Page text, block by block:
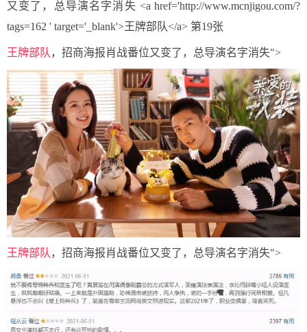
王牌部队 ，招商海报肖战番位又变了，总导演名字消失">
王牌部队 ，招商海报肖战番位又变了，总导演名字消失">